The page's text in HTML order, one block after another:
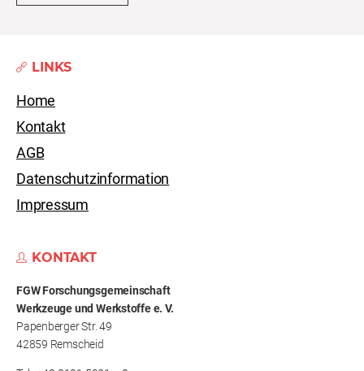
LINKS
Home
Kontakt
AGB
Datenschutzinformation
Impressum
KONTAKT
FGW Forschungs­gemeinschaft
Werkzeuge und Werkstoffe e. V.
Papenberger Str. 49
42859 Remscheid